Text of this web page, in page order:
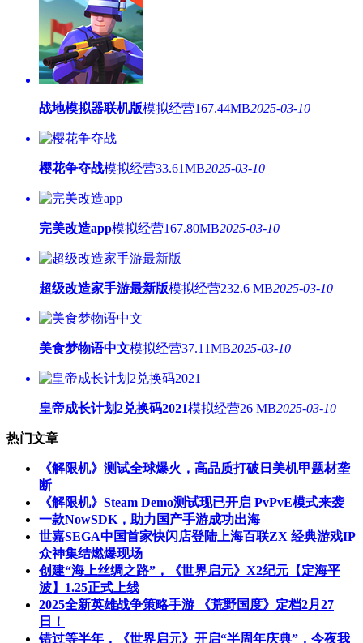
战地模拟器联机版模拟经营167.44MB2025-03-10
樱花争夺战模拟经营33.61MB2025-03-10
完美改造app模拟经营167.80MB2025-03-10
超级改造家手游最新版模拟经营232.6 MB2025-03-10
美食梦物语中文模拟经营37.11MB2025-03-10
皇帝成长计划2兑换码2021模拟经营26 MB2025-03-10
热门文章
《解限机》测试全球爆火，高品质打破日美机甲题材垄
断
《解限机》Steam Demo测试现已开启 PvPvE模式来袭
一款NowSDK，助力国产手游成功出海
世嘉SEGA中国首家快闪店登陆上海百联ZX 经典游戏IP
众神集结燃爆现场
创建“海上丝绸之路”，《世界启元》X2纪元【定海平
波】1.25正式上线
2025全新英雄战争策略手游 《荒野国度》定档2月27
日！
错过等半年，《世界启元》开启“半周年庆典”，今夜我